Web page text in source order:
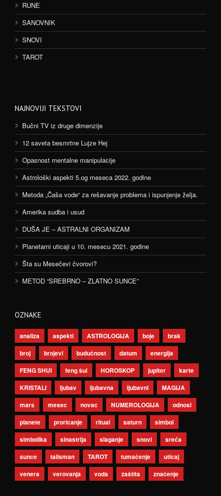
RUNE
SANOVNIK
SNOVI
TAROT
NAJNOVIJI TEKSTOVI
Bučni TV iz druge dimenzije
12 saveta besmrtne Lujze Hej
Opasnost mentalne manipulacije
Astrološki aspekti 5.og meseca 2022. godine
Metoda „Čaša vode“ za rešavanje problema i ispunjenje želja.
Amerika sudba i usud
DUŠA JE – ASTRALNI ORGANIZAM
Planetarni uticaji u 10. mesecu 2021. godine
Šta su Mesečevi čvorovi?
METOD “SREBRNO – ZLATNO SUNCE”
OZNAKE
analiza aspekti ASTROLOGIJA boje
brak
broj
brojevi budućnost datum
energija
FENG SHUI
feng šui HOROSKOP jupiter
karte
KRISTALI
ljubav ljubavna ljubavni
MAGIJA
mars
mesec novac NUMEROLOGIJA
odnosi
planete
proricanje ritual saturn
simbol
simbolika
sinastrija slaganje snovi
sreća
sunce
talisman TAROT tumačenje
uticaj
venera
verovanja voda zaštita značenje